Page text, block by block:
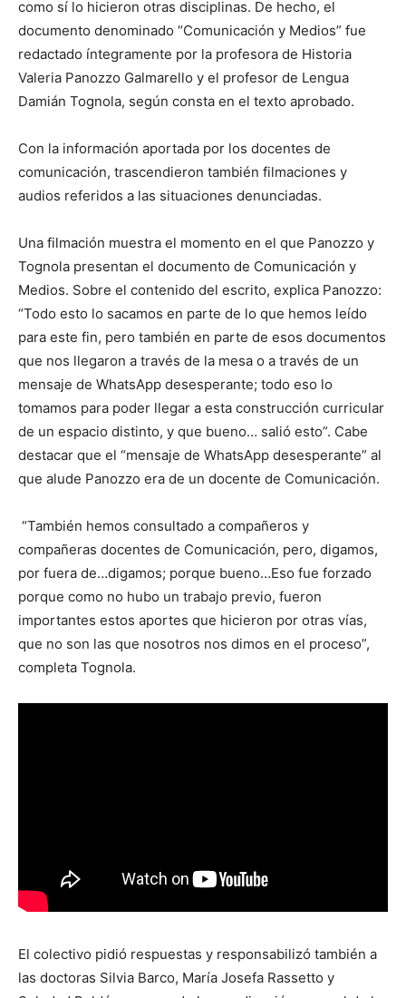
como sí lo hicieron otras disciplinas. De hecho, el
documento denominado “Comunicación y Medios” fue
redactado íntegramente por la profesora de Historia
Valeria Panozzo Galmarello y el profesor de Lengua
Damián Tognola, según consta en el texto aprobado.
Con la información aportada por los docentes de
comunicación, trascendieron también filmaciones y
audios referidos a las situaciones denunciadas.
Una filmación muestra el momento en el que Panozzo y
Tognola presentan el documento de Comunicación y
Medios. Sobre el contenido del escrito, explica Panozzo:
“Todo esto lo sacamos en parte de lo que hemos leído
para este fin, pero también en parte de esos documentos
que nos llegaron a través de la mesa o a través de un
mensaje de WhatsApp desesperante; todo eso lo
tomamos para poder llegar a esta construcción curricular
de un espacio distinto, y que bueno… salió esto”. Cabe
destacar que el “mensaje de WhatsApp desesperante” al
que alude Panozzo era de un docente de Comunicación.
“También hemos consultado a compañeros y
compañeras docentes de Comunicación, pero, digamos,
por fuera de…digamos; porque bueno…Eso fue forzado
porque como no hubo un trabajo previo, fueron
importantes estos aportes que hicieron por otras vías,
que no son las que nosotros nos dimos en el proceso”,
completa Tognola.
El colectivo pidió respuestas y responsabilizó también a
las doctoras Silvia Barco, María Josefa Rassetto y